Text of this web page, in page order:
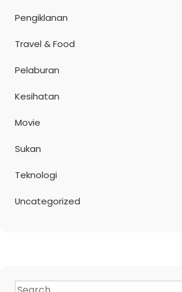
Pengiklanan
Travel & Food
Pelaburan
Kesihatan
Movie
Sukan
Teknologi
Uncategorized